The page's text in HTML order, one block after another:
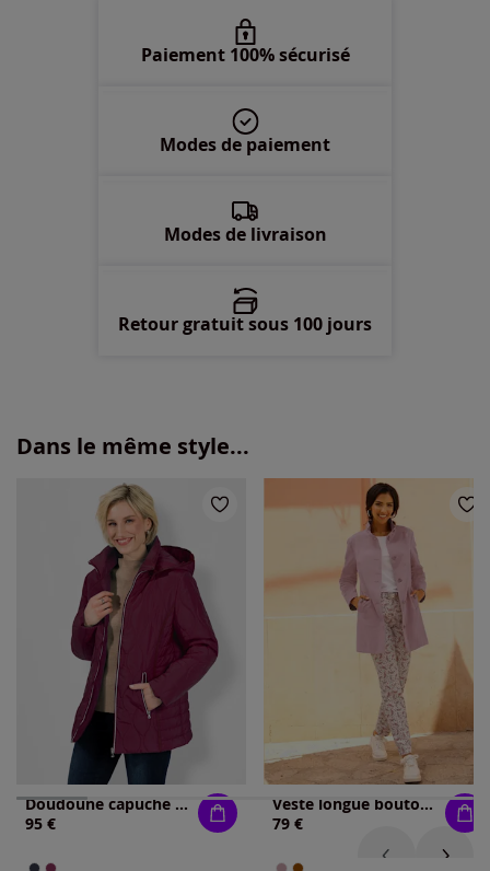
Paiement 100% sécurisé
Modes de paiement
Modes de livraison
Retour gratuit sous 100 jours
Dans le même style...
Doudoune capuche amovible
95 €
Veste longue boutons imitation corne
79 €